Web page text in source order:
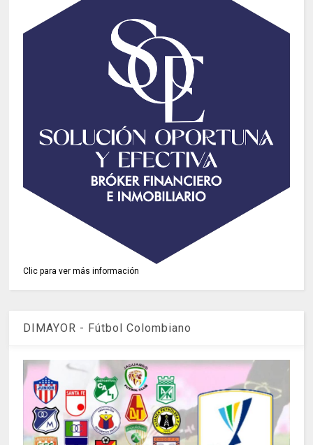
Clic para ver más información
DIMAYOR - Fútbol Colombiano